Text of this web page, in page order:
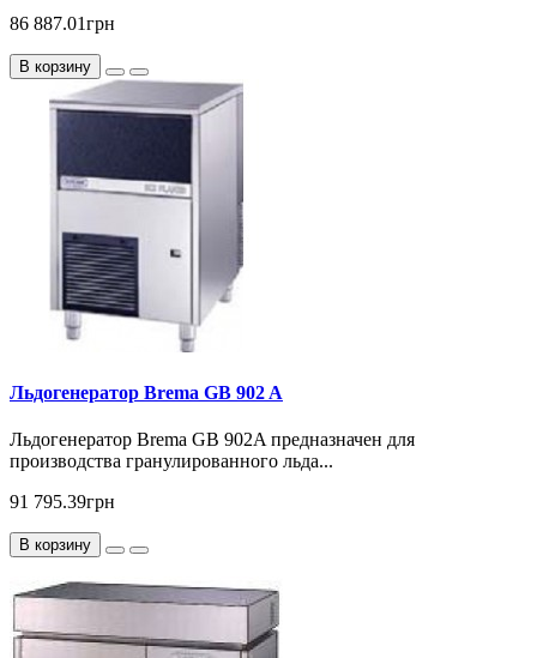
86 887.01грн
В корзину
Льдогенератор Brema GB 902 A
Льдогенератор Brema GВ 902A предназначен для
производства гранулированного льда...
91 795.39грн
В корзину